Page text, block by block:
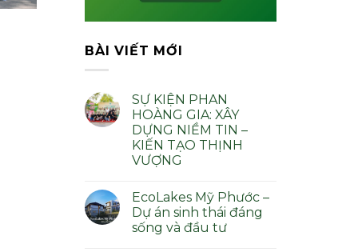
BÀI VIẾT MỚI
SỰ KIỆN PHAN
HOÀNG GIA: XÂY
DỰNG NIỀM TIN –
KIẾN TẠO THỊNH
VƯỢNG
bình
luận
ở
SỰ
EcoLakes Mỹ Phước –
Dự án sinh thái đáng
sống và đầu tư